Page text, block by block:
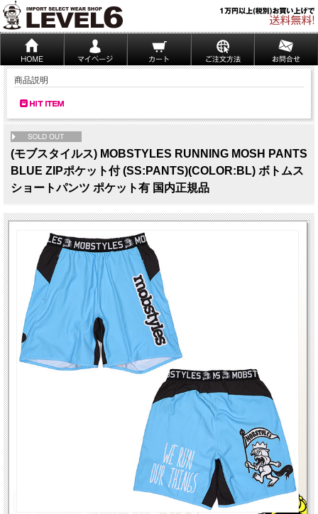
商品説明
(モブスタイルス) MOBSTYLES RUNNING MOSH PANTS
BLUE ZIPポケット付 (SS:PANTS)(COLOR:BL) ボトムス
ショートパンツ ポケット有 国内正規品